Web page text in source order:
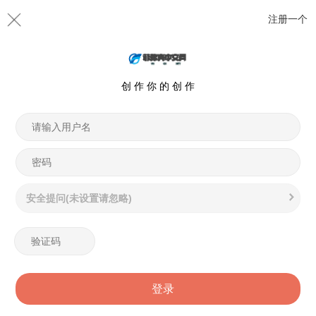
注册一个
创 作 你 的 创 作
安全提问(未设置请忽略)
登录